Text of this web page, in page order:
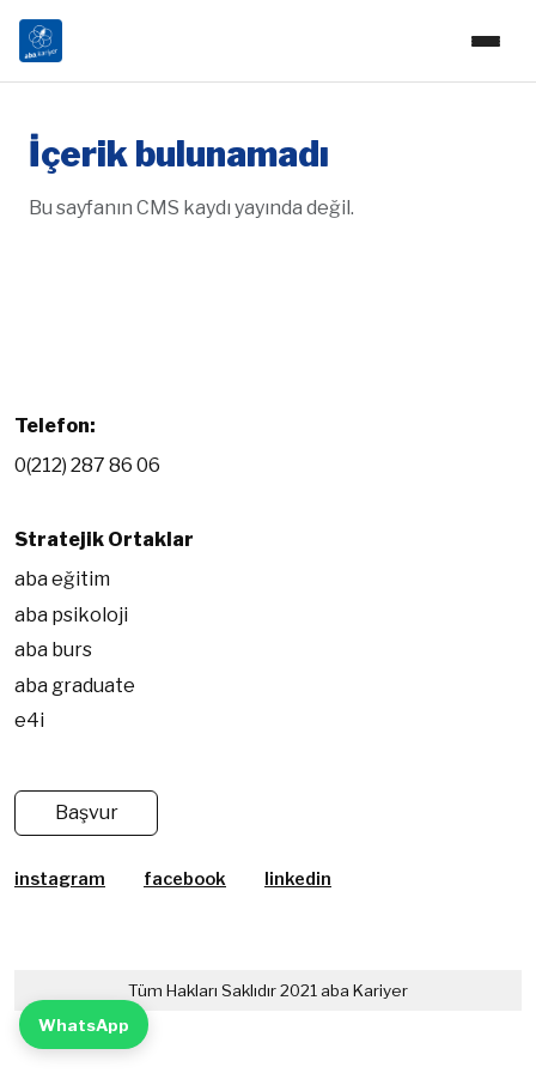
WhatsApp
İçerik bulunamadı
Bu sayfanın CMS kaydı yayında değil.
Telefon:
0(212) 287 86 06
Stratejik Ortaklar
aba eğitim
aba psikoloji
aba burs
aba graduate
e4i
Başvur
instagram facebook linkedin
Tüm Hakları Saklıdır 2021 aba Kariyer